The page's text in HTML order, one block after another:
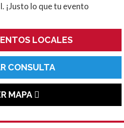
¡Justo lo que tu evento
LOCALES
CONSULTA
MAPA